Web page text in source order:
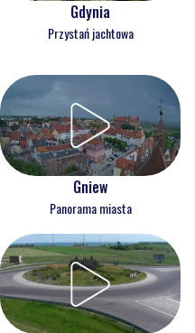
Gdynia
Przystań jachtowa
Gniew
Panorama miasta